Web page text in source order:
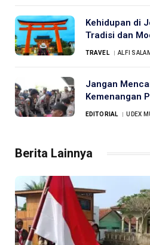
Kehidupan di
Tradisi dan
TRAVEL ALFI
Jangan
Kemenangan
EDITORIAL UDEX
Berita Lainnya